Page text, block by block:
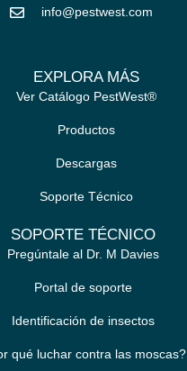
info@pestwest.com
EXPLORA MÁS
Ver Catálogo PestWest®
Productos
Descargas
Soporte Técnico
SOPORTE TÉCNICO
Pregúntale al Dr. M Davies
Portal de soporte
Identificación de insectos
qué luchar contra las moscas?